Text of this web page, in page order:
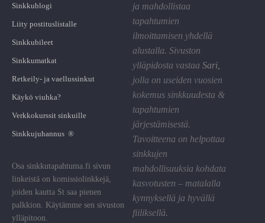
Sinkkublogi
Liity postituslistalle
Sinkkubileet
Sinkkumatkat
Retkeily- ja vaellussinkut
Käykö viuhka?
Verkkokurssit sinkuille
Sinkkujuhannus ®
Osa sinkkutapahtuma.fi sivun
linkeistä on komissiolinkkejä,
joiden kautta St saa pienen
palkkion. Käytämme sen sivuston
ylläpitoon.
ja mahdollistaa
tapahtumien
ilmoittamisen yhdellä
alustalla. Sivuston
ylläpidosta vastaa Sari
jolla on useiden vuosien
kokemus sinkkuudesta &
tapahtumien
järjestämisestä.
Tavoitteena on helpottaa
sinkkujen
mahdollisuuksia kohdata
kasvotusten – matalalla
kynnyksellä ja hyvällä
fiiliksellä.